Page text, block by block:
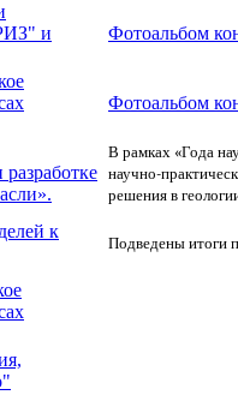
и
Фотоальбом
Фотоальбом
В рамках «Года
научно-
решения в
к
Подведены итоги